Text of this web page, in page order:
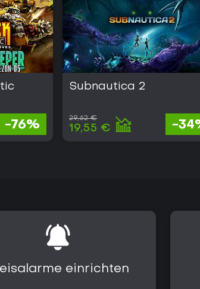
durch umfangreiche Einzelspieler-
-76%
Subnautica 2
29,62 €
19,55 € -
einrichten